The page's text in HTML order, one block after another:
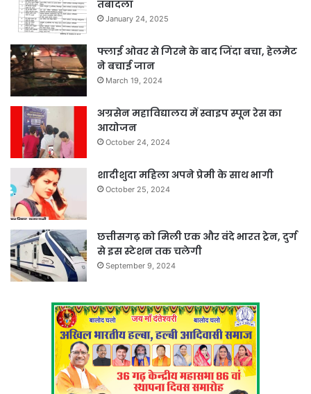
तबादला
January 24, 2025
फ्लाई ओवर से गिरने के बाद जिंदा बचा, हेलमेट
ने बचाई जान
March 19, 2024
अग्रसेन महाविद्यालय में स्वाइप स्पून रेस का
आयोजन
October 24, 2024
शादीशुदा महिला अपने प्रेमी के साथ भागी
October 25, 2024
छत्तीसगढ़ को मिली एक और वंदे भारत ट्रेन, दुर्ग
से इस स्टेशन तक चलेगी
September 9, 2024